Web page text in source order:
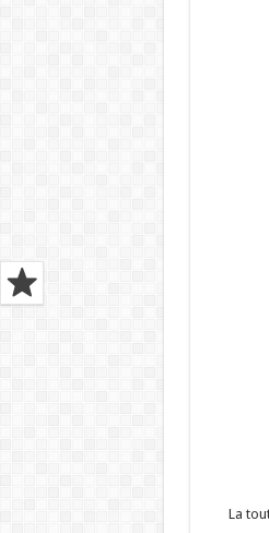
La